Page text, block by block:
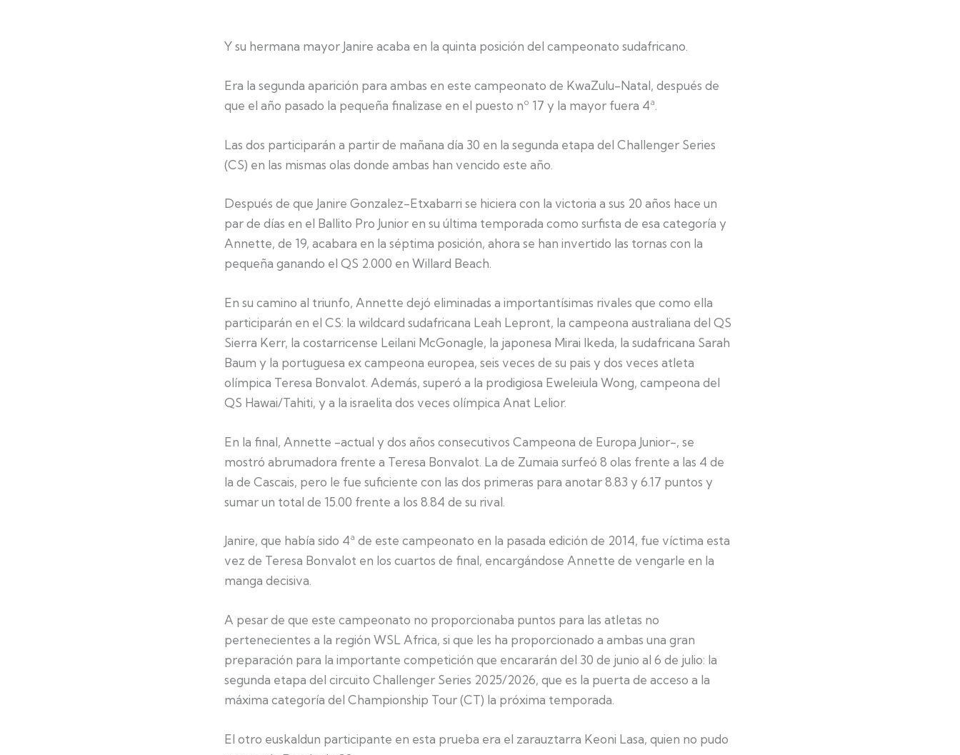
Y su hermana mayor Janire acaba en la quinta posición del campeonato sudafricano.
Era la segunda aparición para ambas en este campeonato de KwaZulu-Natal, después de
que el año pasado la pequeña finalizase en el puesto nº 17 y la mayor fuera 4ª.
Las dos participarán a partir de mañana día 30 en la segunda etapa del Challenger Series
(CS) en las mismas olas donde ambas han vencido este año.
Después de que Janire Gonzalez-Etxabarri se hiciera con la victoria a sus 20 años hace un
par de días en el Ballito Pro Junior en su última temporada como surfista de esa categoría y
Annette, de 19, acabara en la séptima posición, ahora se han invertido las tornas con la
pequeña ganando el QS 2.000 en Willard Beach.
En su camino al triunfo, Annette dejó eliminadas a importantísimas rivales que como ella
participarán en el CS: la wildcard sudafricana Leah Lepront, la campeona australiana del QS
Sierra Kerr, la costarricense Leilani McGonagle, la japonesa Mirai Ikeda, la sudafricana Sarah
Baum y la portuguesa ex campeona europea, seis veces de su pais y dos veces atleta
olímpica Teresa Bonvalot. Además, superó a la prodigiosa Eweleiula Wong, campeona del
QS Hawai/Tahiti, y a la israelita dos veces olímpica Anat Lelior.
En la final, Annette -actual y dos años consecutivos Campeona de Europa Junior-, se
mostró abrumadora frente a Teresa Bonvalot. La de Zumaia surfeó 8 olas frente a las 4 de
la de Cascais, pero le fue suficiente con las dos primeras para anotar 8.83 y 6.17 puntos y
sumar un total de 15.00 frente a los 8.84 de su rival.
Janire, que había sido 4ª de este campeonato en la pasada edición de 2014, fue víctima esta
vez de Teresa Bonvalot en los cuartos de final, encargándose Annette de vengarle en la
manga decisiva.
A pesar de que este campeonato no proporcionaba puntos para las atletas no
pertenecientes a la región WSL Africa, si que les ha proporcionado a ambas una gran
preparación para la importante competición que encararán del 30 de junio al 6 de julio: la
segunda etapa del circuito Challenger Series 2025/2026, que es la puerta de acceso a la
máxima categoría del Championship Tour (CT) la próxima temporada.
El otro euskaldun participante en esta prueba era el zarauztarra Keoni Lasa, quien no pudo